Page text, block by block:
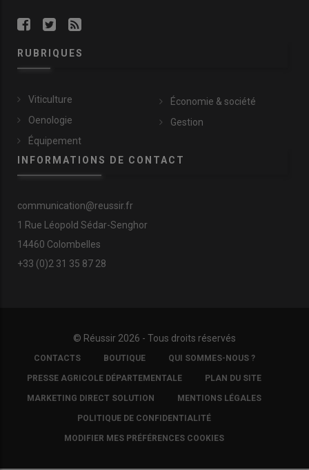
RUBRIQUES
Viticulture
Oenologie
Équipement
Économie & société
Gestion
INFORMATIONS DE CONTACT
communication@reussir.fr
1 Rue Léopold Sédar-Senghor
14460 Colombelles
+33 (0)2 31 35 87 28
© Réussir 2026 - Tous droits réservés
FOOTER
COPYRIGHT
CONTACTS BOUTIQUE QUI SOMMES-NOUS ?
PRESSE AGRICOLE DÉPARTEMENTALE PLAN DU SITE
MARKETING DIRECT SOLUTION MENTIONS LÉGALES
POLITIQUE DE CONFIDENTIALITÉ
MODIFIER MES PRÉFÉRENCES COOKIES